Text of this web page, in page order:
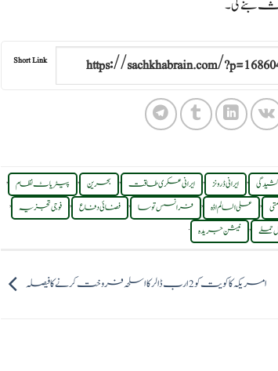
بنے گی۔
Short Link
, ایرانی ڈرونز , ایرانی عسکری طاقت , بحرین , پیٹریاٹ نظام ,
, علی السالم اڈہ , فرانسس توسا , فضائی دفاع , فوجی تجزیہ ,
حملے , نیشن جریدہ .
امریکہ کا کویت کو 2 ارب ڈالر کا اسلحہ فروخت کرنے کا فیصلہ